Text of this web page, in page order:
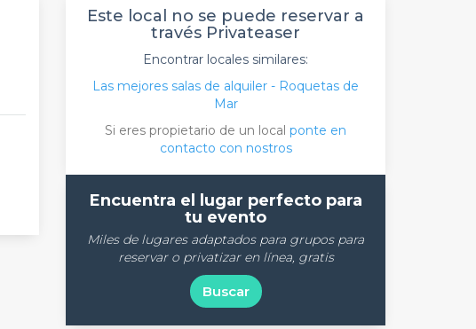
Este local no se puede reservar a
través Privateaser
Encontrar locales similares:
Las mejores salas de alquiler - Roquetas de
Mar
Si eres propietario de un local ponte en
contacto con nostros
Encuentra el lugar perfecto para
tu evento
Miles de lugares adaptados para grupos para
reservar o privatizar en línea, gratis
Buscar